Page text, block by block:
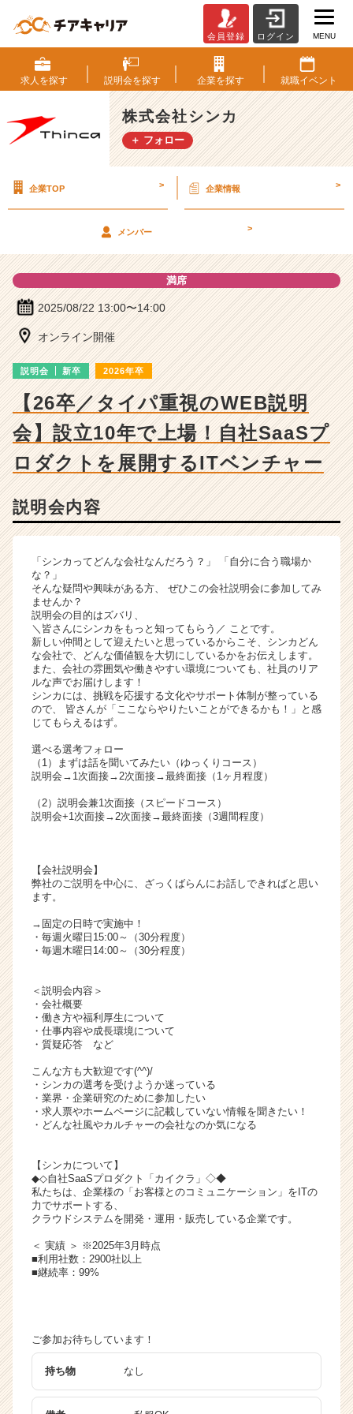
式
会
社
シ
ン
カ
会
|
ベ
ン
チ
長
業
か
ら
ス
カ
が
届
く
活
イ
ト
チ
ア
キ
ャ
h
e
r
e
r）
会員登録 ログイン MENU
求人を探す 説明会を探す 企業を探す 就職イベント
株式会社シンカ
＋ フォロー
企業TOP > 企業情報 >
メンバー >
満席
2025/08/22 13:00〜14:00
オンライン開催
説明会 新卒 2026年卒
【26卒／タイパ重視のWEB説明
会】設立10年で上場！自社SaaSプ
ロダクトを展開するITベンチャー
説明会内容
「シンカってどんな会社なんだろう？」 「自分に合う職場か
な？」
そんな疑問や興味がある方、 ぜひこの会社説明会に参加してみ
ませんか？
説明会の目的はズバリ、
＼皆さんにシンカをもっと知ってもらう／ ことです。
新しい仲間として迎えたいと思っているからこそ、シンカどん
な会社で、どんな価値観を大切にしているかをお伝えします。
また、会社の雰囲気や働きやすい環境についても、社員のリア
ルな声でお届けします！
シンカには、挑戦を応援する文化やサポート体制が整っている
ので、 皆さんが「ここならやりたいことができるかも！」と感
じてもらえるはず。
選べる選考フォロー
（1）まずは話を聞いてみたい（ゆっくりコース）
説明会→1次面接→2次面接→最終面接（1ヶ月程度）
（2）説明会兼1次面接（スピードコース）
説明会+1次面接→2次面接→最終面接（3週間程度）
【会社説明会】
弊社のご説明を中心に、ざっくばらんにお話しできればと思い
ます。
→固定の日時で実施中！
・毎週火曜日15:00～（30分程度）
・毎週木曜日14:00～（30分程度）
＜説明会内容＞
・会社概要
・働き方や福利厚生について
・仕事内容や成長環境について
・質疑応答 など
こんな方も大歓迎です(^^)/
・シンカの選考を受けようか迷っている
・業界・企業研究のために参加したい
・求人票やホームページに記載していない情報を聞きたい！
・どんな社風やカルチャーの会社なのか気になる
【シンカについて】
◆◇自社SaaSプロダクト「カイクラ」◇◆
私たちは、企業様の「お客様とのコミュニケーション」をITの
力でサポートする、
クラウドシステムを開発・運用・販売している企業です。
＜ 実績 ＞ ※2025年3月時点
■利用社数：2900社以上
■継続率：99%
ご参加お待ちしています！
持ち物 なし